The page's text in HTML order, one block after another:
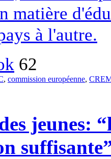
matière
à l'autre.
62
, commission européenne,
jeunes: